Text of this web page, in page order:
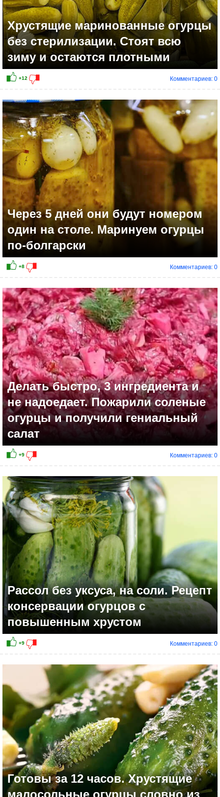
+10
Хрустящие маринованные огурцы
без стерилизации. Стоят всю
зиму и остаются плотными
+12
Комментариев: 0
Через 5 дней они будут номером
один на столе. Маринуем огурцы
по-болгарски
Комментариев: 0
Делать быстро, 3 ингредиента и
не надоедает. Пожарили соленые
огурцы и получили гениальный
салат
Комментариев: 0
Рассол без уксуса, на соли. Рецепт
консервации огурцов с
повышенным хрустом
Комментариев: 0
Готовы за 12 часов. Хрустящие